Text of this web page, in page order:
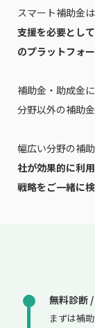
スマート補助金は
支援を必要とし
のプラットフォ
補助金・助成金
分野以外の補助
幅広い分野の補
社が効果的に利
戦略をご一緒に
無料診断
まずは補